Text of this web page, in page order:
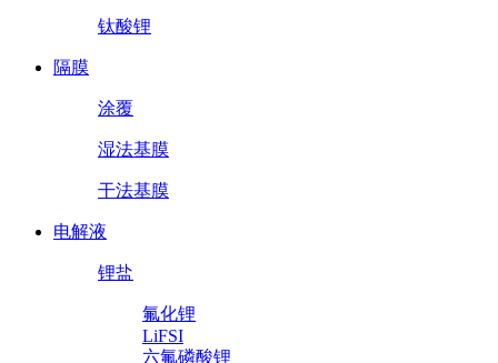
钛酸锂
隔膜
涂覆
湿法基膜
干法基膜
电解液
锂盐
氟化锂
LiFSI
六氟磷酸锂